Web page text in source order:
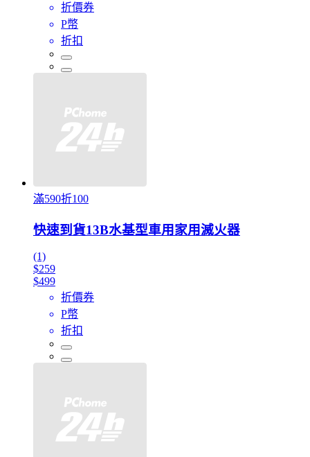
折價券
P幣
折扣
滿590折100
快速到貨13B水基型車用家用滅火器
(1)
$259
$499
折價券
P幣
折扣